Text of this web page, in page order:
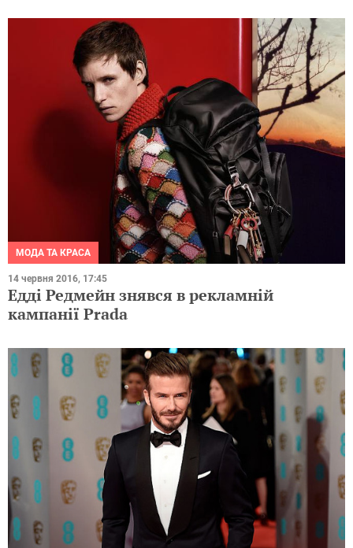
МОДА ТА КРАСА
14 червня 2016, 17:45
Едді Редмейн знявся в рекламній
кампанії Prada